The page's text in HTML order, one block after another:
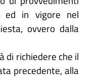
ed in vigore nel
ovvero dalla
di richiedere che il
precedente, alla